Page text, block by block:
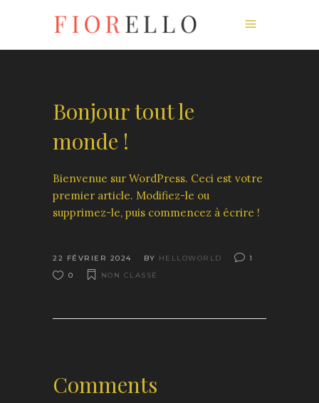
Bonjour tout le
monde !
Bienvenue sur WordPress. Ceci est votre
premier article. Modifiez-le ou
supprimez-le, puis commencez à écrire !
22 FÉVRIER 2024 BY HELLOWORLD
1
0
NON CLASSÉ
Comments